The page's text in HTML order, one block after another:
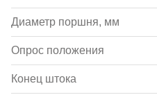
Диаметр поршня, мм
Опрос положения
Конец штока